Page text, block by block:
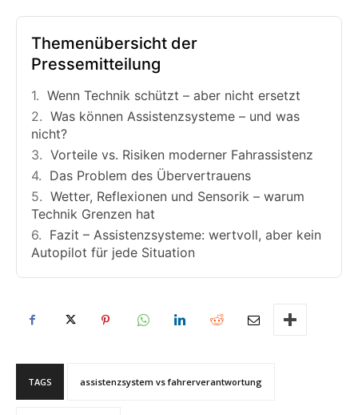
Themenübersicht der
Pressemitteilung
Wenn Technik schützt – aber nicht ersetzt
Was können Assistenzsysteme – und was
nicht?
Vorteile vs. Risiken moderner Fahrassistenz
Das Problem des Übervertrauens
Wetter, Reflexionen und Sensorik – warum
Technik Grenzen hat
Fazit – Assistenzsysteme: wertvoll, aber kein
Autopilot für jede Situation
TAGS assistenzsystem vs fahrerverantwortung